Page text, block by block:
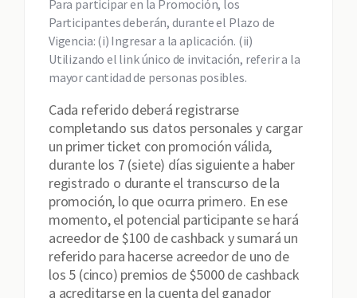
Para participar en la Promoción, los
Participantes deberán, durante el Plazo de
Vigencia: (i) Ingresar a la aplicación. (ii)
Utilizando el link único de invitación, referir a la
mayor cantidad de personas posibles.
Cada referido deberá registrarse
completando sus datos personales y cargar
un primer ticket con promoción válida,
durante los 7 (siete) días siguiente a haber
registrado o durante el transcurso de la
promoción, lo que ocurra primero. En ese
momento, el potencial participante se hará
acreedor de $100 de cashback y sumará un
referido para hacerse acreedor de uno de
los 5 (cinco) premios de $5000 de cashback
a acreditarse en la cuenta del ganador